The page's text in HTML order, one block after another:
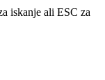
iskanje ali ESC za